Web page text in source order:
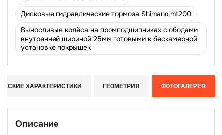
Дисковые гидравлические тормоза Shimano mt200
Выносливые колёса на промподшипниках с ободами
внутренней шириной 25мм готовыми к бескамерной
установке покрышек
ХАРАКТЕРИСТИКИ ГЕОМЕТРИЯ ФОТОГАЛЕРЕЯ
Описание